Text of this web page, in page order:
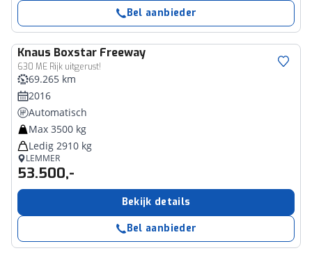
Bel aanbieder
Knaus Boxstar Freeway
630 ME Rijk uitgerust!
69.265 km
2016
Automatisch
Max 3500 kg
Ledig 2910 kg
LEMMER
53.500,-
Bekijk details
Bel aanbieder